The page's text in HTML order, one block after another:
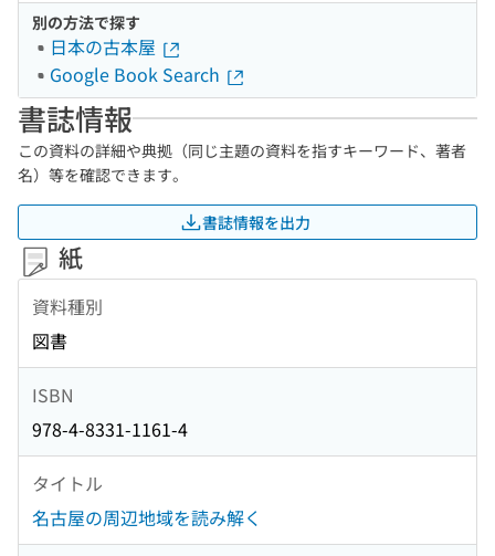
別の方法で探す
日本の古本屋
Google Book Search
書誌情報
この資料の詳細や典拠（同じ主題の資料を指すキーワード、著者
名）等を確認できます。
書誌情報を出力
紙
資料種別
図書
ISBN
978-4-8331-1161-4
タイトル
名古屋の周辺地域を読み解く